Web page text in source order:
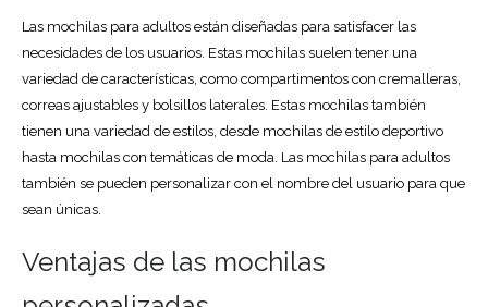
Las mochilas para adultos están diseñadas para satisfacer las
necesidades de los usuarios. Estas mochilas suelen tener una
variedad de características, como compartimentos con cremalleras,
correas ajustables y bolsillos laterales. Estas mochilas también
tienen una variedad de estilos, desde mochilas de estilo deportivo
hasta mochilas con temáticas de moda. Las mochilas para adultos
también se pueden personalizar con el nombre del usuario para que
sean únicas.
Ventajas de las mochilas